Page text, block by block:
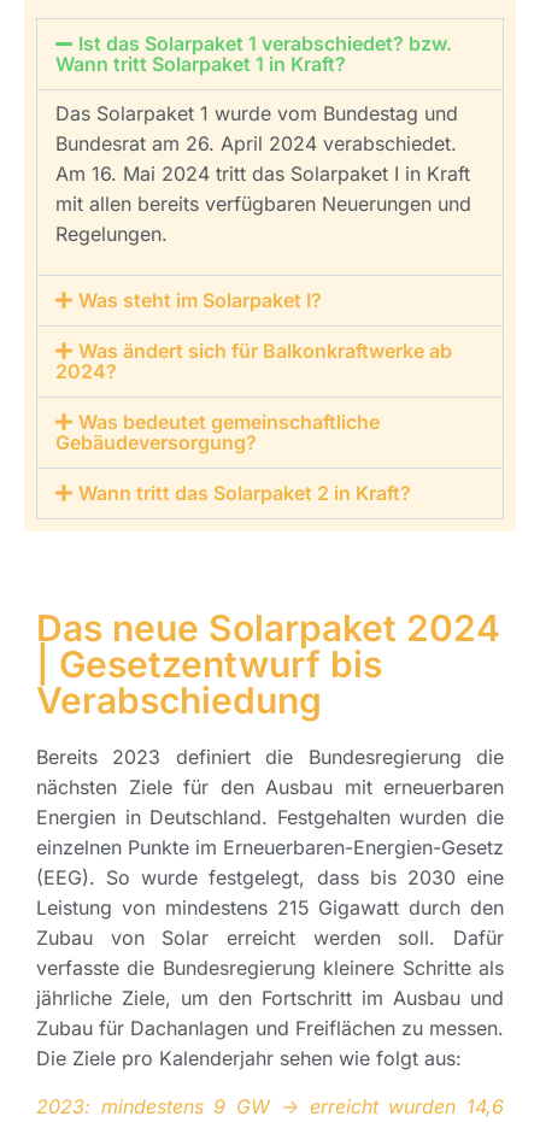
Ist das Solarpaket 1 verabschiedet? bzw.
Wann tritt Solarpaket 1 in Kraft?
Das Solarpaket 1 wurde vom Bundestag und
Bundesrat am 26. April 2024 verabschiedet.
Am 16. Mai 2024 tritt das Solarpaket I in Kraft
mit allen bereits verfügbaren Neuerungen und
Regelungen.
Was steht im Solarpaket I?
Was ändert sich für Balkonkraftwerke ab
2024?
Was bedeutet gemeinschaftliche
Gebäudeversorgung?
Wann tritt das Solarpaket 2 in Kraft?
Das neue Solarpaket 2024
| Gesetzentwurf bis
Verabschiedung
Bereits 2023 definiert die Bundesregierung die
nächsten Ziele für den Ausbau mit erneuerbaren
Energien in Deutschland. Festgehalten wurden die
einzelnen Punkte im Erneuerbaren-Energien-Gesetz
(EEG). So wurde festgelegt, dass bis 2030 eine
Leistung von mindestens 215 Gigawatt durch den
Zubau von Solar erreicht werden soll. Dafür
verfasste die Bundesregierung kleinere Schritte als
jährliche Ziele, um den Fortschritt im Ausbau und
Zubau für Dachanlagen und Freiflächen zu messen.
Die Ziele pro Kalenderjahr sehen wie folgt aus:
2023: mindestens 9 GW -> erreicht wurden 14,6